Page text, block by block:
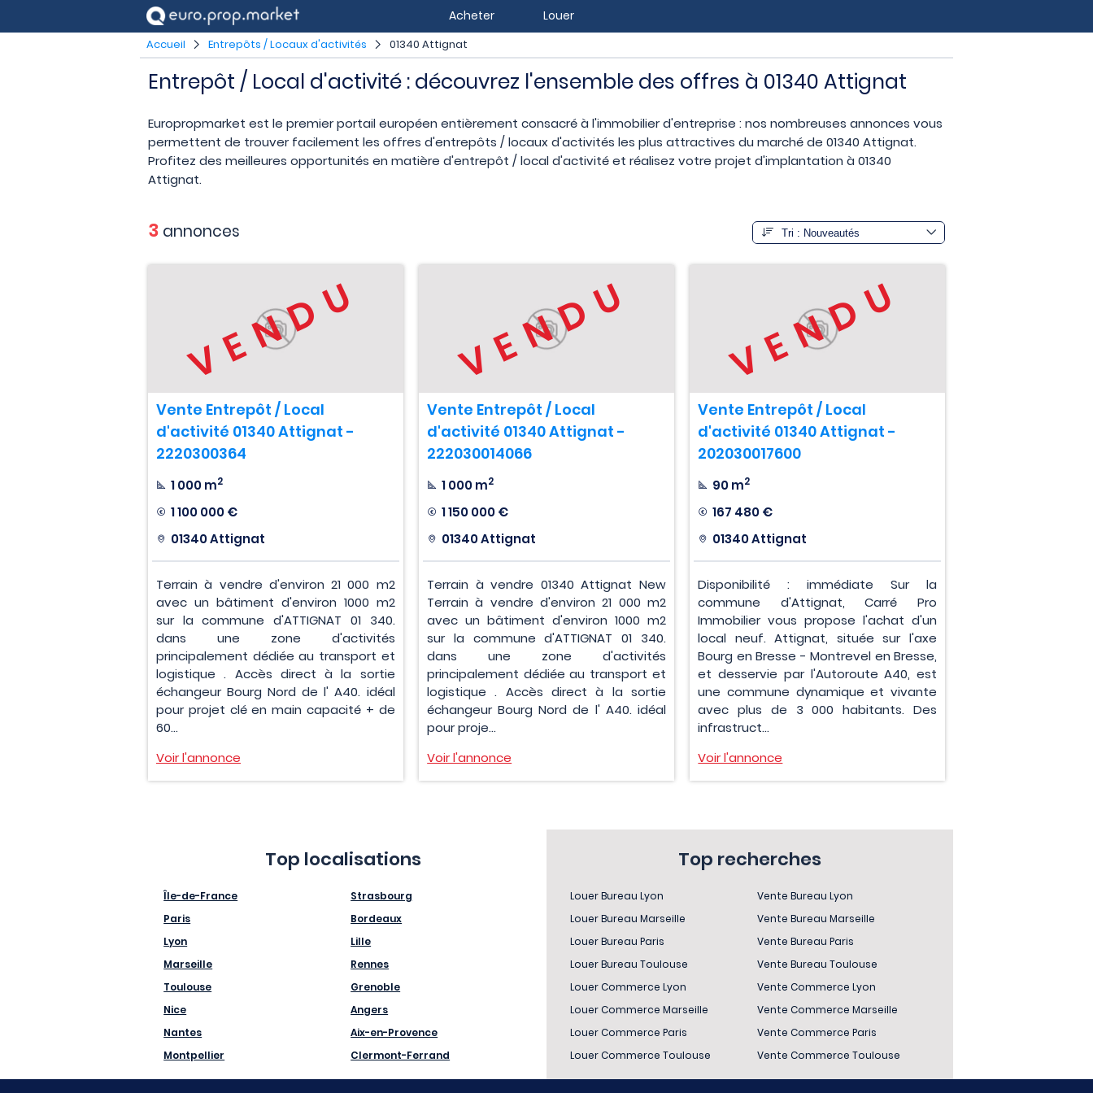
Acheter Louer
Accueil Entrepôts / Locaux d'activités 01340 Attignat
Entrepôt / Local d'activité : découvrez l'ensemble des offres à 01340 Attignat
Europropmarket est le premier portail européen entièrement consacré à l'immobilier d'entreprise : nos nombreuses annonces vous
permettent de trouver facilement les offres d'entrepôts / locaux d'activités les plus attractives du marché de 01340 Attignat.
Profitez des meilleures opportunités en matière d'entrepôt / local d'activité et réalisez votre projet d'implantation à 01340
Attignat.
3 annonces
VENDU
Vente Entrepôt / Local
d'activité 01340 Attignat -
2220300364
1 000 m2
1 100 000 €
01340 Attignat
Terrain à vendre d'environ 21 000 m2
avec un bâtiment d'environ 1000 m2
sur la commune d'ATTIGNAT 01 340.
dans une zone d'activités
principalement dédiée au transport et
logistique . Accès direct à la sortie
échangeur Bourg Nord de l' A40. idéal
pour projet clé en main capacité + de
60...
Voir l'annonce
VENDU
Vente Entrepôt / Local
d'activité 01340 Attignat -
222030014066
1 000 m2
1 150 000 €
01340 Attignat
Terrain à vendre 01340 Attignat New
Terrain à vendre d'environ 21 000 m2
avec un bâtiment d'environ 1000 m2
sur la commune d'ATTIGNAT 01 340.
dans une zone d'activités
principalement dédiée au transport et
logistique . Accès direct à la sortie
échangeur Bourg Nord de l' A40. idéal
pour proje...
Voir l'annonce
VENDU
Vente Entrepôt / Local
d'activité 01340 Attignat -
202030017600
90 m2
167 480 €
01340 Attignat
Disponibilité : immédiate Sur la
commune d'Attignat, Carré Pro
Immobilier vous propose l'achat d'un
local neuf. Attignat, située sur l'axe
Bourg en Bresse - Montrevel en Bresse,
et desservie par l'Autoroute A40, est
une commune dynamique et vivante
avec plus de 3 000 habitants. Des
infrastruct...
Voir l'annonce
Top localisations
Île-de-France
Paris
Lyon
Marseille
Toulouse
Nice
Nantes
Montpellier
Strasbourg
Bordeaux
Lille
Rennes
Grenoble
Angers
Aix-en-Provence
Clermont-Ferrand
Top recherches
Louer Bureau Lyon
Louer Bureau Marseille
Louer Bureau Paris
Louer Bureau Toulouse
Louer Commerce Lyon
Louer Commerce Marseille
Louer Commerce Paris
Louer Commerce Toulouse
Vente Bureau Lyon
Vente Bureau Marseille
Vente Bureau Paris
Vente Bureau Toulouse
Vente Commerce Lyon
Vente Commerce Marseille
Vente Commerce Paris
Vente Commerce Toulouse